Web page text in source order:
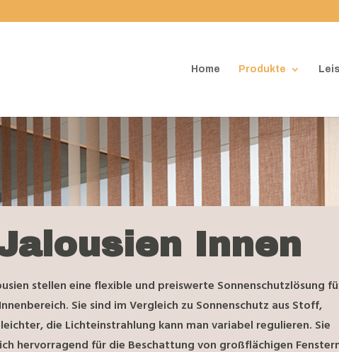
Home Produkte
Innen
stellen eine flexible und preiswerte Sonnenschutzlösung
Sie sind im Vergleich zu Sonnenschutz aus Stoff,
die Lichteinstrahlung kann man variabel regulieren. Sie
hervorragend für die Beschattung von großflächigen